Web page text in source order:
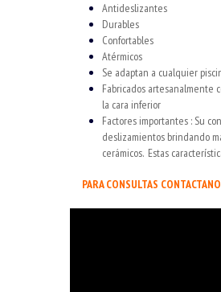
Antideslizantes
Durables
Confortables
Atérmicos
Se adaptan a cualquier
Fabricados artesanalmente
la cara inferior
Factores importantes : Su
deslizamientos brindando
cerámicos. Estas
PARA CONSULTAS